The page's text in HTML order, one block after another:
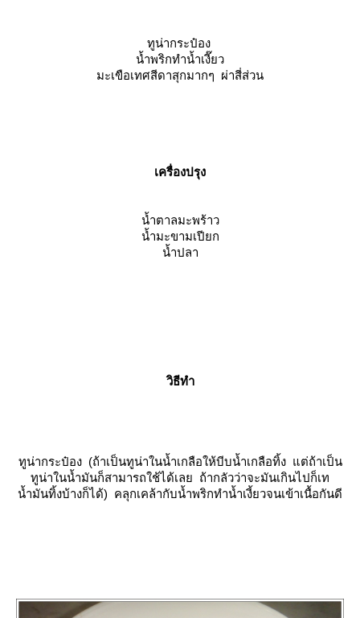
ทูน่ากระป๋อง
น้ำพริกทำน้ำเงี๊ยว
มะเขือเทศสีดาสุกมากๆ ผ่าสี่ส่วน
เครื่องปรุง
น้ำตาลมะพร้าว
น้ำมะขามเปียก
น้ำปลา
วิธีทำ
ทูน่ากระป๋อง (ถ้าเป็นทูน่าในน้ำเกลือให้บีบน้ำเกลือทิ้ง แต่ถ้าเป็น
ทูน่าในน้ำมันก็สามารถใช้ได้เลย ถ้ากลัวว่าจะมันเกินไปก็เท
น้ำมันทิ้งบ้างก็ได้) คลุกเคล้ากับน้ำพริกทำน้ำเงี้ยวจนเข้าเนื้อกันดี